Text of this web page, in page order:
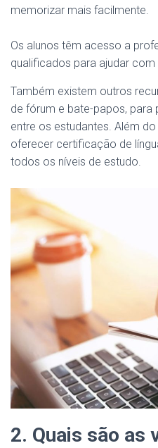
memorizar mais facilmente.
Os alunos têm acesso a
qualificados para ajudar
Também existem outros
de fórum e bate-papos,
entre os estudantes. Além
oferecer certificação de
todos os níveis de estudo.
2. Quais são as